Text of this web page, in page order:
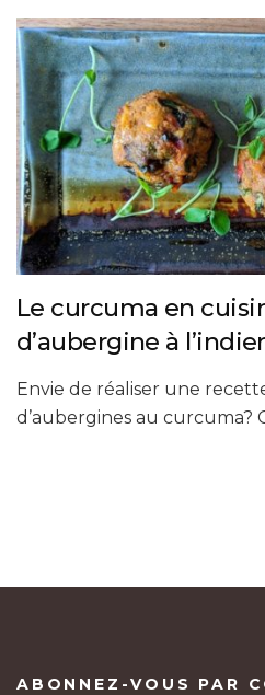
Le curcuma en
d’aubergine à
Envie de réaliser une
d’aubergines au curcuma?
ABONNEZ-VOUS PAR